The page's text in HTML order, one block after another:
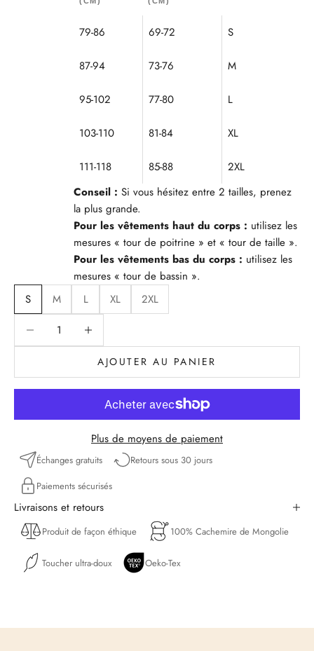
79-86 69-72 S
87-94 73-76 M
95-102 77-80 L
103-110 81-84 XL
111-118 85-88
2XL
Conseil : Si vous hésitez entre 2 tailles, prenez
la plus grande.
Pour les vêtements haut du corps : utilisez les
mesures « tour de poitrine » et « tour de taille ».
Pour les vêtements bas du corps : utilisez les
mesures « tour de bassin ».
S
M L XL
2XL
Diminuer la quantitéDiminuer la quantité
AJOUTER AU PANIER
Plus de moyens de paiement
Échanges gratuits
Retours sous 30 jours
Paiements sécurisés
Livraisons et retours
Produit de façon éthique 100% Cachemire de Mongolie
Toucher ultra-doux Oeko-Tex